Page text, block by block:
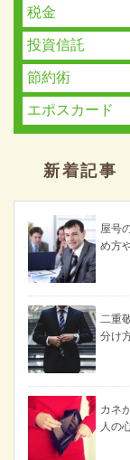
税金
投資信託
節約術
エポスカード
新着記事
屋号
め方
二重
分け
カネ
人の